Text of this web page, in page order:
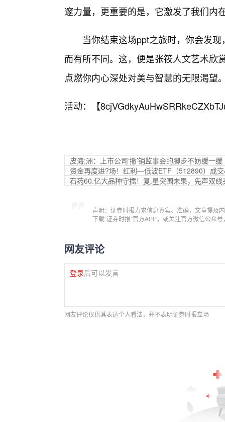
邃力量，更重要的是，它激发了我们内
当你结束这场ppt之旅时，你会发
而有所不同。这，便是张筱人文艺术
点燃你内心深处对美与智慧的无限渴望
活动：【
皮海;洲：上市公司‘撤’销监事会的脚步不妨缓一
资金再度进?场！红利—低波ETF（512890）成
石药60.亿大品种守擂！复.星突围未果，先声双线
声明：证券时报力求信息真实、准确，文章提及
下载“证券时报”官方APP，或关注官方微信公众
网友评论
登录后可以发言
网友评论仅供其表达个人看法，并不表明证券时报立场